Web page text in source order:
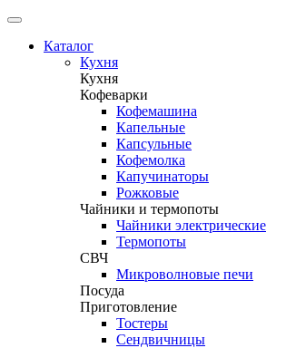
Каталог
Кухня
Кухня
Кофеварки
Кофемашина
Капельные
Капсульные
Кофемолка
Капучинаторы
Рожковые
Чайники и термопоты
Чайники электрические
Термопоты
СВЧ
Микроволновые печи
Посуда
Приготовление
Тостеры
Сендвичницы